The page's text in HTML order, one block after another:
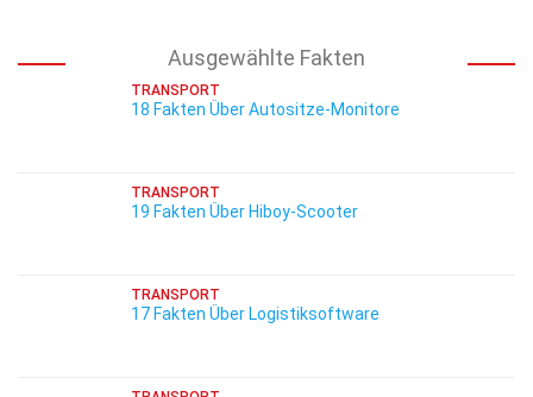
Ausgewählte Fakten
TRANSPORT
18 Fakten Über Autositze-Monitore
TRANSPORT
19 Fakten Über Hiboy-Scooter
TRANSPORT
17 Fakten Über Logistiksoftware